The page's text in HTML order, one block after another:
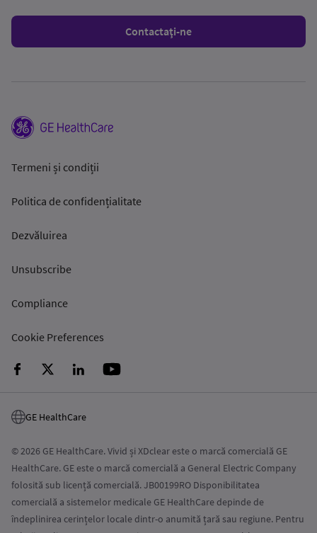
Contactaţi-ne
Termeni și condiții
Politica de confidențialitate
Dezvăluirea
Unsubscribe
Compliance
Cookie Preferences
GE HealthCare
© 2026 GE HealthCare. Vivid și XDclear este o marcă comercială GE
HealthCare. GE este o marcă comercială a General Electric Company
folosită sub licență comercială. JB00199RO Disponibilitatea
comercială a sistemelor medicale GE HealthCare depinde de
îndeplinirea cerințelor locale dintr-o anumită țară sau regiune. Pentru